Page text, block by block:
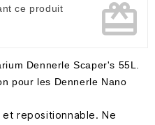
ce produit
card_giftcard
Dennerle Scaper's 55L.
pour les Dennerle Nano
repositionnable. Ne